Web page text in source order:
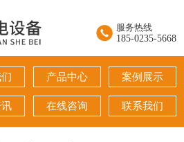
服务热线
185-0235-5668
产品中心 案例展示
在线咨询 联系我们